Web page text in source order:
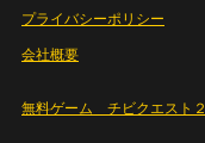
プライバシーポリシー
会社概要
無料ゲーム チビクエスト２